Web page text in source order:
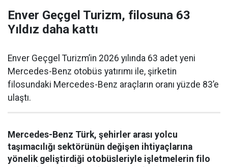
Enver Geçgel Turizm, filosuna 63
Yıldız daha kattı
Enver Geçgel Turizm’in 2026 yılında 63 adet yeni
Mercedes-Benz otobüs yatırımı ile, şirketin
filosundaki Mercedes-Benz araçların oranı yüzde 83’e
ulaştı.
Mercedes-Benz Türk, şehirler arası yolcu
taşımacılığı sektörünün değişen ihtiyaçlarına
yönelik geliştirdiği otobüsleriyle işletmelerin filo